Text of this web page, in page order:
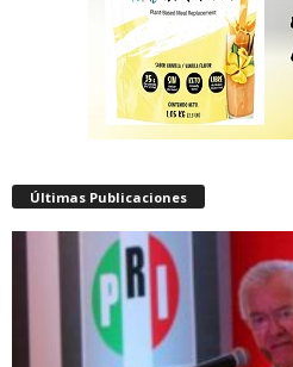
Últimas Publicaciones